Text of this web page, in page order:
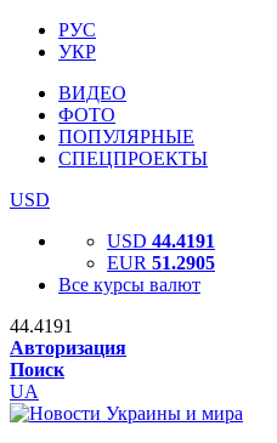
РУС
УКР
ВИДЕО
ФОТО
ПОПУЛЯРНЫЕ
СПЕЦПРОЕКТЫ
USD
USD 44.4191
EUR 51.2905
Все курсы валют
44.4191
Авторизация
Поиск
UA